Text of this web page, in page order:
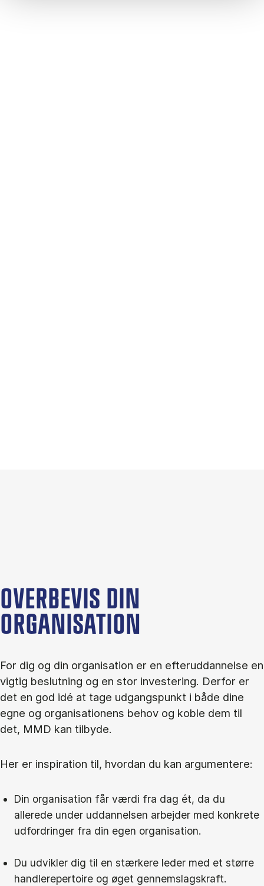
OVERBEVIS DIN
ORGANISATION
For dig og din organisation er en efteruddannelse en
vigtig beslutning og en stor investering. Derfor er
det en god idé at tage udgangspunkt i både dine
egne og organisationens behov og koble dem til
det, MMD kan tilbyde.
Her er inspiration til, hvordan du kan argumentere:
Din organisation får værdi fra dag ét, da du
allerede under uddannelsen arbejder med konkrete
udfordringer fra din egen organisation.
Du udvikler dig til en stærkere leder med et større
handlerepertoire og øget gennemslagskraft.